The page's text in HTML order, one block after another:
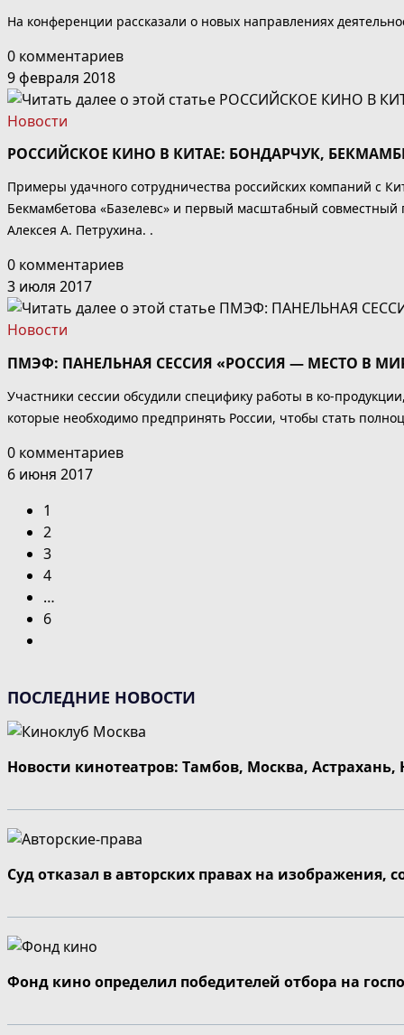
На конференции рассказали о новых направлениях
0 комментариев
9 февраля 2018
Новости
РОССИЙСКОЕ КИНО В КИТАЕ: БОНДАРЧУК,
Примеры удачного сотрудничества российских компаний
Бекмамбетова «Базелевс» и первый масштабный
Алексея А. Петрухина. .
0 комментариев
3 июля 2017
Новости
ПМЭФ: ПАНЕЛЬНАЯ СЕССИЯ «РОССИЯ — МЕСТО В
Участники сессии обсудили специфику работы в ко-
которые необходимо предпринять России, чтобы стать
0 комментариев
6 июня 2017
1
2
3
4
…
6
страницу
ПОСЛЕДНИЕ НОВОСТИ
Новости кинотеатров: Тамбов, Москва,
Суд отказал в авторских правах на изображения,
Фонд кино определил победителей отбора на